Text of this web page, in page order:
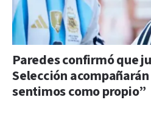
Paredes confirmó que
Selección
sentimos como propio”